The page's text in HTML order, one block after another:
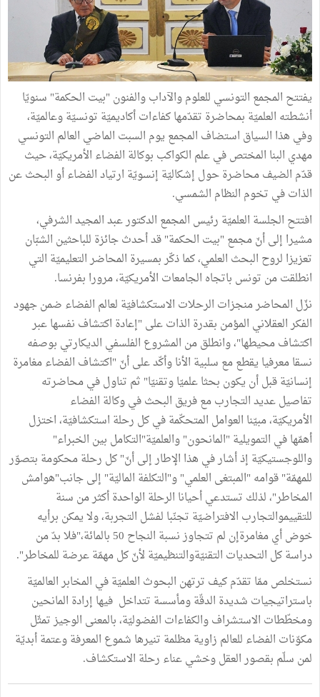
يفتتح المجمع التونسي للعلوم والآداب والفنون "بيت الحكمة" سنويّا
أنشطته العلميّة بمحاضرة تقدّمها كفاءات أكاديميّة تونسيّة وعالميّة،
وفي هذا السياق استضاف المجمع يوم السبت الماضي العالم التونسي
مهدي البنا المختص في علم الكواكب بوكالة الفضاء الأمريكيّة، حيث
قدّم الضيف محاضرة حول إشكاليّة إنسويّة ارتياد الفضاء أو البحث عن
الذات في تخوم النظام الشمسي.
افتتح الجلسة العلميّة رئيس المجمع الدكتور عبد المجيد الشرفي،
مشيرا إلى أنّ مجمع "بيت الحكمة" قد أحدث جائزة للباحثين الشبّان
تعزيزا لروح البحث العلمي، كما ذكّر بمسيرة المحاضر التعليميّة التي
انطلقت من تونس باتجاه الجامعات الأمريكيّة، مرورا بفرنسا.
نزّل المحاضر منجزات الرحلات الاستكشافيّة لعالم الفضاء ضمن جهود
الفكر العقلاني المؤمن بقدرة الذات على "إعادة اكتشاف نفسها عبر
اكتشاف محيطها"، وانطلق من المشروع الفلسفي الديكارتي بوصفه
نسقا معرفيا يقطع مع سلبية الأنا وأكّد على أنّ "اكتشاف الفضاء مغامرة
إنسانيّة قبل أن يكون بحثا علميّا وتقنيّا" ثم تناول في محاضرته
تفاصيل عديد التجارب مع فريق البحث في وكالة الفضاء
الأمريكيّة، مبيّنا العوامل المتحكّمة في كل رحلة استكشافيّة، اختزل
أهمّها في التمويلية "المانحون" والعلميّة"التكامل بين الخبراء"
واللوجستيكيّة إذ أشار في هذا الإطار إلى أنّ" كل رحلة محكومة بتصوّر
للمهمّة" قوامه "المبتغى العلمي" و"التكلفة الماليّة" إلى جانب"هوامش
المخاطر"، لذلك تستدعي أحيانا الرحلة الواحدة أكثر من سنة
للتقييموالتجارب الافتراضيّة تجنّبا لفشل التجربة، ولا يمكن برأيه
خوض أي مغامرةإن لم تتجاوز نسبة النجاح 50 بالمائة،"فلا بدّ من
دراسة كل التحديات التقنيّةوالتنظيميّة لأنّ كل مهمّة عرضة للمخاطر".
نستخلص ممّا تقدّم كيف ترتهن البحوث العلميّة في المخابر العالميّة
باستراتيجيات شديدة الدقّة ومأسسة تتداخل فيها إرادة المانحين
ومخطّطات الاستشراف والكفاءات الفضوليّة، بالمعنى الوجيز تمثّل
مكوّنات الفضاء للعالم زاوية مظلمة تنيرها شموع المعرفة وعتمة أبديّة
لمن سلّم بقصور العقل وخشي عناء رحلة الاستكشاف.